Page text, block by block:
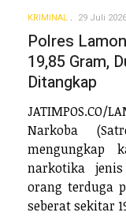
KRIMINAL 29 Juli 2026
Polres
19,85 Gram,
Ditangkap
Narkoba
mengungkap
narkotika
orang terduga
seberat sekitar